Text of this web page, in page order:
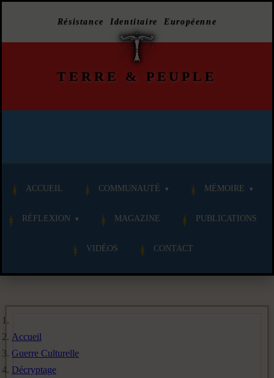
Résistance Identitaire Européenne
TERRE & PEUPLE
ACCUEIL COMMUNAUTÉ MÉMOIRE
RÉFLEXION MAGAZINE PUBLICATIONS
VIDÉOS CONTACT
Accueil
Guerre Culturelle
Décryptage